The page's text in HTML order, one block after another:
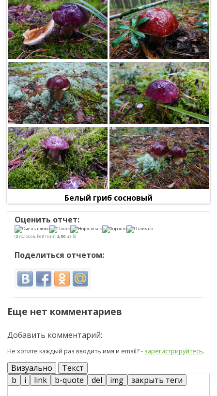
Белый гриб сосновый
Оценить отчет:
(2 голосов, Рейтинг: 4,50 из 5)
Поделиться отчетом:
Еще нет комментариев
Добавить комментарий:
Не хотите каждый раз вводить имя и email? - зарегистрируйтесь.
Визуально Текст